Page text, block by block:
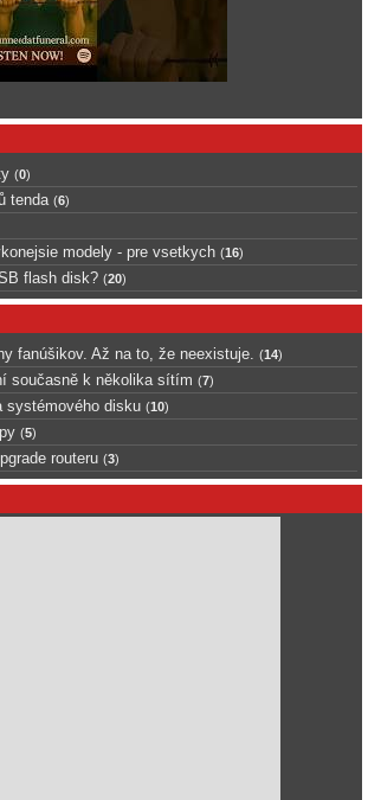
(0)
tenda (6)
modely - pre vsetkych (16)
flash disk? (20)
fanúšikov. Až na to, že neexistuje. (14)
současně k několika sítím (7)
systémového disku (10)
(5)
routeru (3)